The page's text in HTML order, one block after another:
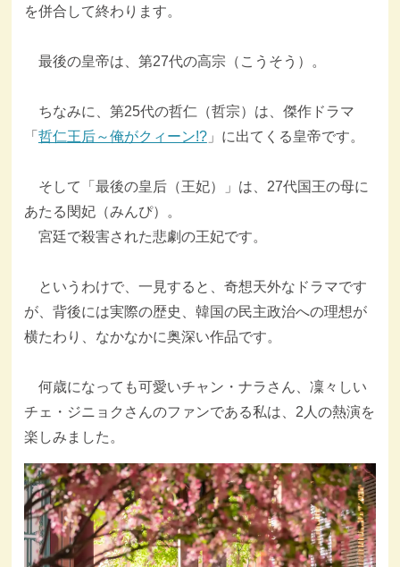
を併合して終わります。
最後の皇帝は、第27代の高宗（こうそう）。
ちなみに、第25代の哲仁（哲宗）は、傑作ドラマ
「 哲仁王后～俺がクィーン!?」に出てくる皇帝です。
そして「最後の皇后（王妃）」は、27代国王の母に
あたる閔妃（みんぴ）。
宮廷で殺害された悲劇の王妃です。
というわけで、一見すると、奇想天外なドラマです
が、背後には実際の歴史、韓国の民主政治への理想が
横たわり、なかなかに奥深い作品です。
何歳になっても可愛いチャン・ナラさん、凜々しい
チェ・ジニョクさんのファンである私は、2人の熱演を
楽しみました。